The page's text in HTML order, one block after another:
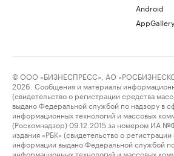
Android
AppGallery
© ООО «БИЗНЕСПРЕСС», АО
2026. Сообщения и материалы
(свидетельство о регистрации средства
выдано Федеральной службой по надзору в
информационных технологий и массовых
(Роскомнадзор) 09.12.2015 за номером ИА
издания «РБК» (свидетельство о
информации выдано Федеральной службой
информационных технологий и массовых